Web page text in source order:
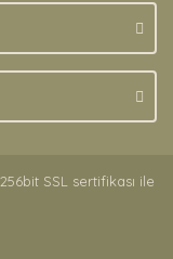
SSL sertifikası ile